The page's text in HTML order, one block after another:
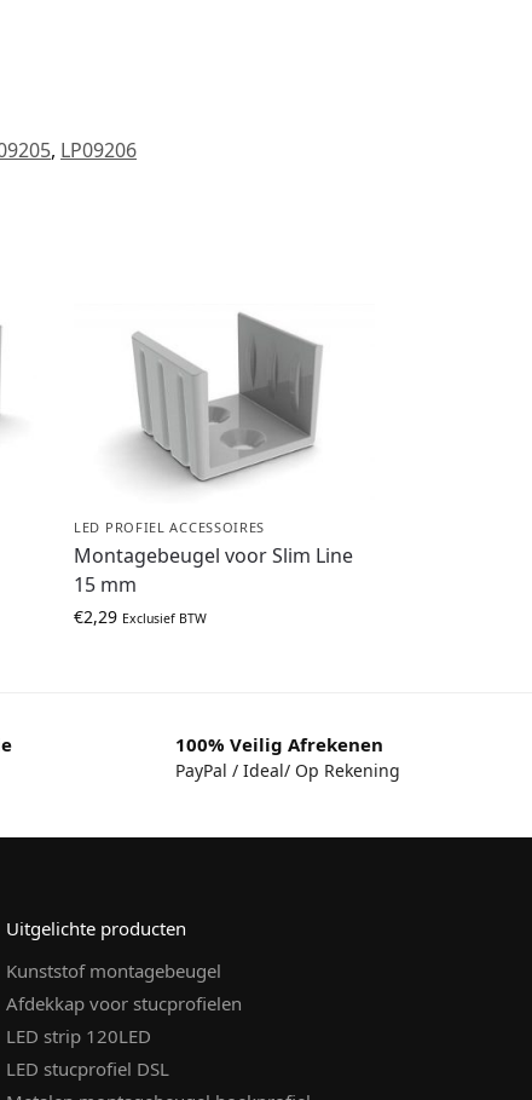
, LP09206
LED PROFIEL ACCESSOIRES
Montagebeugel voor Slim Line
15 mm
€2,29 Exclusief BTW
100% Veilig Afrekenen
PayPal / Ideal/ Op Rekening
Uitgelichte producten
Kunststof montagebeugel
Afdekkap voor stucprofielen
LED strip 120LED
LED stucprofiel DSL